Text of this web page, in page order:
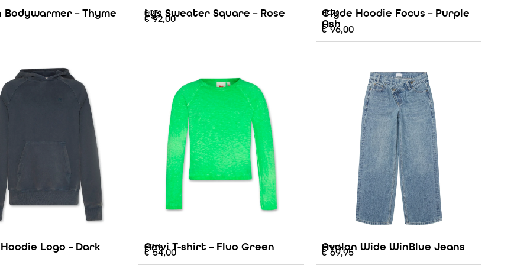
Bodywarmer – Thyme AO76
Lys Sweater Square – Rose
€92,00 AO76
Clyde Hoodie Focus – Purple
Ash
€96,00
Logo – Dark
AO76
Amvi T-shirt – Fluo Green
€54,00 Grunt
Avalon Wide WinBlue Jeans
€69,95